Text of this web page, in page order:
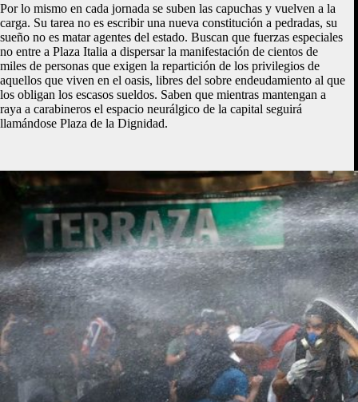
Por lo mismo en cada jornada se suben las capuchas y vuelven a la
carga. Su tarea no es escribir una nueva constitución a pedradas, su
sueño no es matar agentes del estado. Buscan que fuerzas especiales
no entre a Plaza Italia a dispersar la manifestación de cientos de
miles de personas que exigen la repartición de los privilegios de
aquellos que viven en el oasis, libres del sobre endeudamiento al que
los obligan los escasos sueldos. Saben que mientras mantengan a
raya a carabineros el espacio neurálgico de la capital seguirá
llamándose Plaza de la Dignidad.